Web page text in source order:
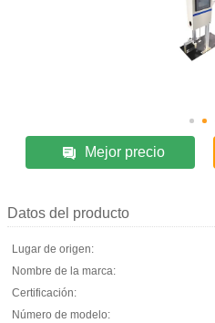
Mejor precio
Datos del producto
Lugar de origen:
Nombre de la marca:
Certificación:
Número de modelo: